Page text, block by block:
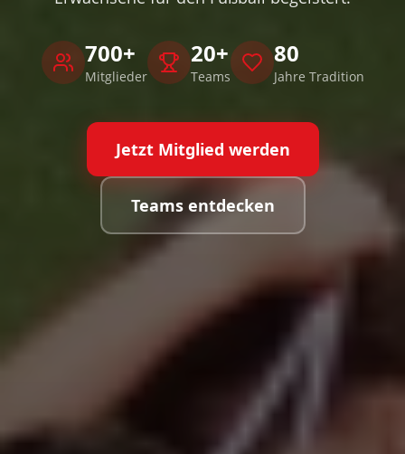
700+
Mitglieder
20+
Teams
80
Jahre Tradition
Jetzt Mitglied werden
Teams entdecken